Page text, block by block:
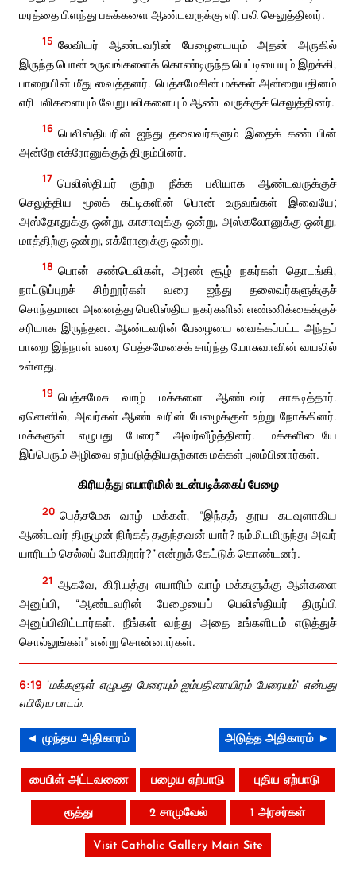
மரத்தை பிளந்து பசுக்களை ஆண்டவருக்கு எரி பலி செலுத்தினர்.
15 லேவியர் ஆண்டவரின் பேழையையும் அதன் அருகில்
இருந்த பொன் உருவங்களைக் கொண்டிருந்த பெட்டியையும் இறக்கி,
பாறையின் மீது வைத்தனர். பெத்சமேசின் மக்கள் அன்றையதினம்
எரி பலிகளையும் வேறு பலிகளையும் ஆண்டவருக்குச் செலுத்தினர்.
16 பெலிஸ்தியரின் ஐந்து தலைவர்களும் இதைக் கண்டபின்
அன்றே எக்ரோனுக்குத் திரும்பினர்.
17 பெலிஸ்தியர் குற்ற நீக்க பலியாக ஆண்டவருக்குச்
செலுத்திய மூலக் கட்டிகளின் பொன் உருவங்கள் இவையே;
அஸ்தோதுக்கு ஒன்று, காசாவுக்கு ஒன்று, அஸ்கலோனுக்கு ஒன்று,
மாத்திற்கு ஒன்று, எக்ரோனுக்கு ஒன்று.
18 பொன் சுண்டெலிகள், அரண் சூழ் நகர்கள் தொடங்கி,
நாட்டுப்புறச் சிற்றூர்கள் வரை ஐந்து தலைவர்களுக்குச்
சொந்தமான அனைத்து பெலிஸ்திய நகர்களின் எண்ணிக்கைக்குச்
சரியாக இருந்தன. ஆண்டவரின் பேழையை வைக்கப்பட்ட அந்தப்
பாறை இந்நாள் வரை பெத்சமேசைக் சார்ந்த யோசுவாவின் வயலில்
உள்ளது.
19 பெத்சமேசு வாழ் மக்களை ஆண்டவர் சாகடித்தார்.
ஏனெனில், அவர்கள் ஆண்டவரின் பேழைக்குள் உற்று நோக்கினர்.
மக்களுள் எழுபது பேரை* அவர்வீழ்த்தினர். மக்களிடையே
இப்பெரும் அழிவை ஏற்படுத்தியதற்காக மக்கள் புலம்பினார்கள்.
கிரியத்து எயாரிமில் உடன்படிக்கைப் பேழை
20 பெத்சமேசு வாழ் மக்கள், “இந்தத் தூய கடவுளாகிய
ஆண்டவர் திருமுன் நிற்கத் தகுந்தவன் யார்? நம்மிடமிருந்து அவர்
யாரிடம் செல்லப் போகிறார்?” என்றுக் கேட்டுக் கொண்டனர்.
21 ஆகவே, கிரியத்து எயாரிம் வாழ் மக்களுக்கு ஆள்களை
அனுப்பி, “ஆண்டவரின் பேழையைப் பெலிஸ்தியர் திருப்பி
அனுப்பிவிட்டார்கள். நீங்கள் வந்து அதை உங்களிடம் எடுத்துச்
சொல்லுங்கள்” என்று சொன்னார்கள்.
6:19 ‘மக்களுள் எழுபது பேரையும் ஐம்பதினாயிரம் பேரையும்’ என்பது
எபிரேய பாடம்.
◄ முந்தய அதிகாரம் அடுத்த அதிகாரம் ►
பைபிள் அட்டவணை பழைய ஏற்பாடு புதிய ஏற்பாடு
ரூத்து 2 சாமுவேல் 1 அரசர்கள்
Visit Catholic Gallery Main Site